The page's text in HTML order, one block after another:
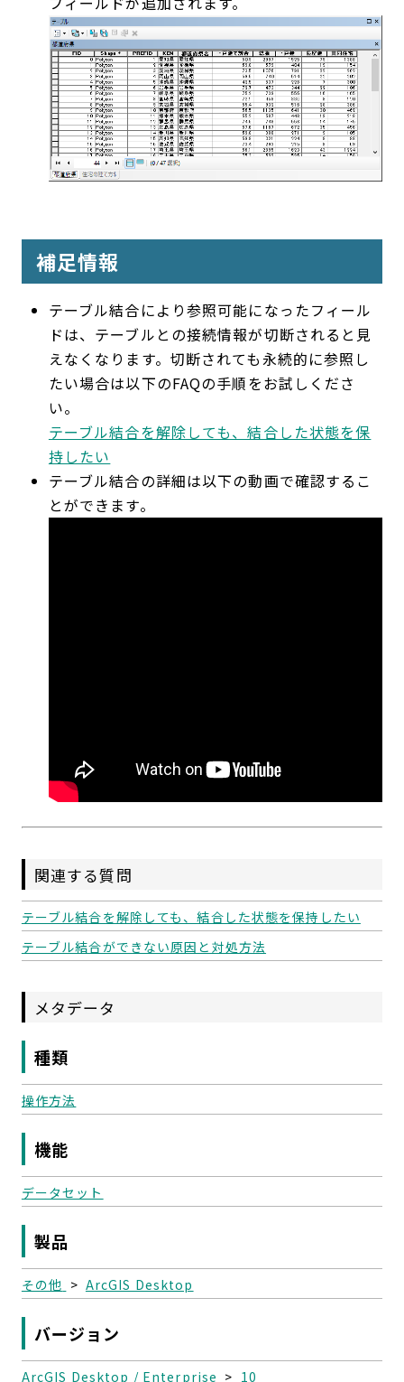
補足情報
テーブル結合により参照可能になったフィール
ドは、テーブルとの接続情報が切断されると見
えなくなります。切断されても永続的に参照し
たい場合は以下のFAQの手順をお試しくださ
い。
テーブル結合を解除しても、結合した状態を保
持したい
テーブル結合の詳細は以下の動画で確認するこ
とができます。
関連する質問
テーブル結合を解除しても、結合した状態を保持したい
テーブル結合ができない原因と対処方法
メタデータ
種類
操作方法
機能
データセット
製品
その他 > ArcGIS Desktop
バージョン
ArcGIS Desktop / Enterprise > 10